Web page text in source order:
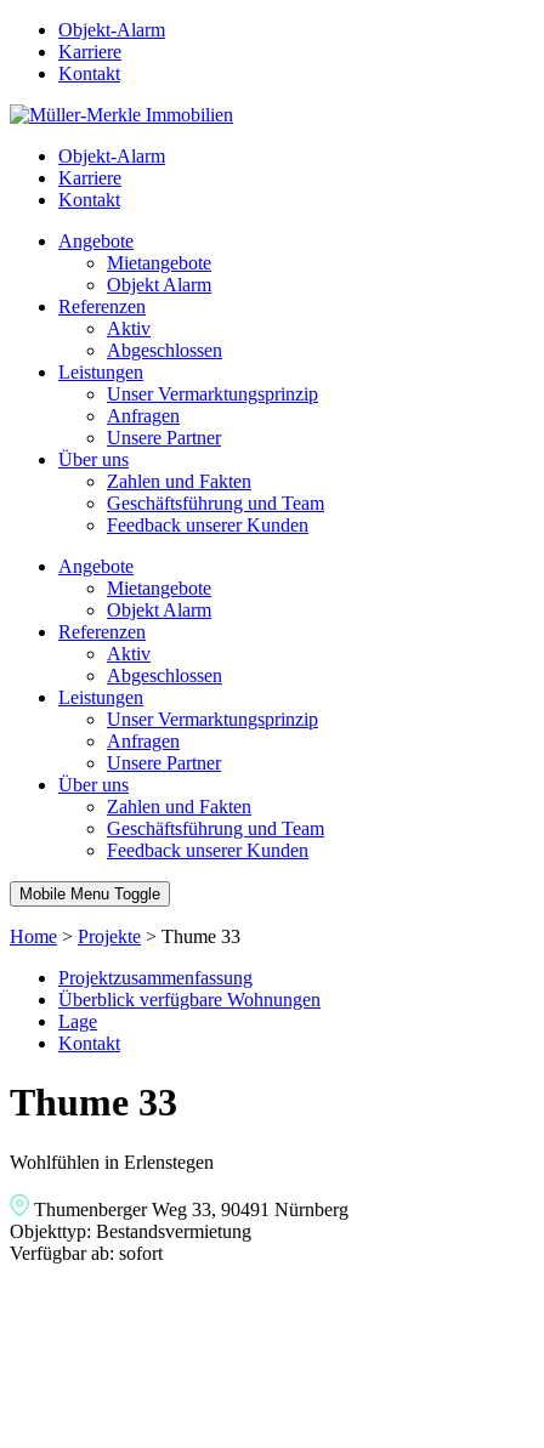
Objekt-Alarm
Karriere
Kontakt
Objekt-Alarm
Karriere
Kontakt
Angebote
Mietangebote
Objekt Alarm
Referenzen
Aktiv
Abgeschlossen
Leistungen
Unser Vermarktungsprinzip
Anfragen
Unsere Partner
Über uns
Zahlen und Fakten
Geschäftsführung und Team
Feedback unserer Kunden
Angebote
Mietangebote
Objekt Alarm
Referenzen
Aktiv
Abgeschlossen
Leistungen
Unser Vermarktungsprinzip
Anfragen
Unsere Partner
Über uns
Zahlen und Fakten
Geschäftsführung und Team
Feedback unserer Kunden
Mobile Menu Toggle
Home > Projekte > Thume 33
Projektzusammenfassung
Überblick verfügbare Wohnungen
Lage
Kontakt
Thume 33
Wohlfühlen in Erlenstegen
Thumenberger Weg 33, 90491 Nürnberg
Objekttyp: Bestandsvermietung
Verfügbar ab: sofort